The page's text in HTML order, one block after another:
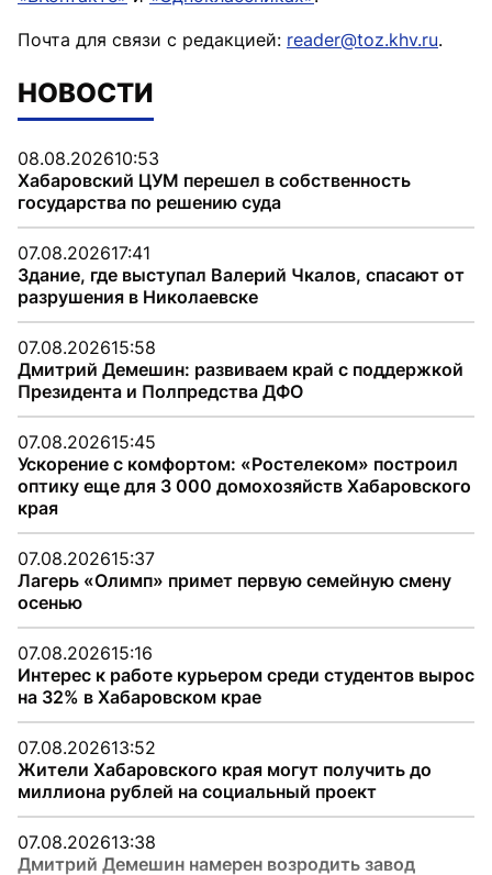
Почта для связи с редакцией: reader@toz.khv.ru.
НОВОСТИ
08.08.202610:53
Хабаровский ЦУМ перешел в собственность
государства по решению суда
07.08.202617:41
Здание, где выступал Валерий Чкалов, спасают от
разрушения в Николаевске
07.08.202615:58
Дмитрий Демешин: развиваем край с поддержкой
Президента и Полпредства ДФО
07.08.202615:45
Ускорение с комфортом: «Ростелеком» построил
оптику еще для 3 000 домохозяйств Хабаровского
края
07.08.202615:37
Лагерь «Олимп» примет первую семейную смену
осенью
07.08.202615:16
Интерес к работе курьером среди студентов вырос
на 32% в Хабаровском крае
07.08.202613:52
Жители Хабаровского края могут получить до
миллиона рублей на социальный проект
07.08.202613:38
Дмитрий Демешин намерен возродить завод